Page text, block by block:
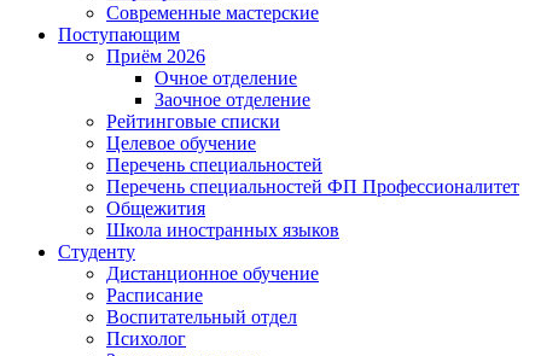
Современные мастерские
Поступающим
Приём 2026
Очное отделение
Заочное отделение
Рейтинговые списки
Целевое обучение
Перечень специальностей
Перечень специальностей ФП Профессионалитет
Общежития
Школа иностранных языков
Студенту
Дистанционное обучение
Расписание
Воспитательный отдел
Психолог